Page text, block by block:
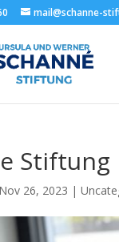
mail@schanne-
Nov 26, 2023 |